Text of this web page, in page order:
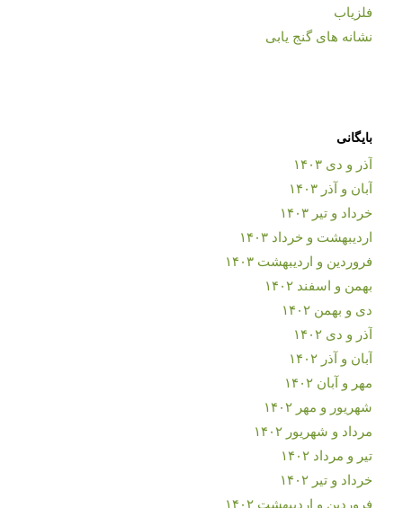
فلزیاب
نشانه های گنج یابی
بایگانی
آذر و دی ۱۴۰۳
آبان و آذر ۱۴۰۳
خرداد و تیر ۱۴۰۳
اردیبهشت و خرداد ۱۴۰۳
فروردین و اردیبهشت ۱۴۰۳
بهمن و اسفند ۱۴۰۲
دی و بهمن ۱۴۰۲
آذر و دی ۱۴۰۲
آبان و آذر ۱۴۰۲
مهر و آبان ۱۴۰۲
شهریور و مهر ۱۴۰۲
مرداد و شهریور ۱۴۰۲
تیر و مرداد ۱۴۰۲
خرداد و تیر ۱۴۰۲
فروردین و اردیبهشت ۱۴۰۲